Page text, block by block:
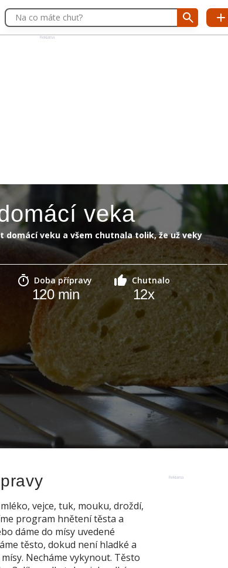
Reklama
Na co máte chuť?
veka
domácí veku a všem chutnala tolik, že už veky
Doba přípravy
120min
Chutnalo
12x
Reklama
vejce, tuk, mouku, droždí,
program hnětení těsta a
dáme do mísy uvedené
těsto, dokud není hladké a
Necháme vykynout. Těsto